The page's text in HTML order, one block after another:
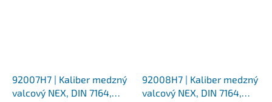
92007H7 | Kaliber medzný
valcový NEX, DIN 7164,
92008H7 | Kaliber medzný
valcový NEX, DIN 7164,